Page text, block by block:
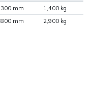
300 mm
1,400 kg
800 mm 2,900 kg